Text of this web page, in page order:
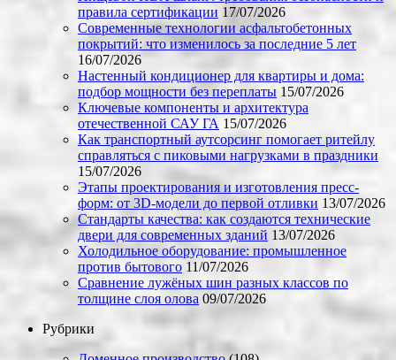
правила сертификации 17/07/2026
Современные технологии асфальтобетонных
покрытий: что изменилось за последние 5 лет
16/07/2026
Настенный кондиционер для квартиры и дома:
подбор мощности без переплаты 15/07/2026
Ключевые компоненты и архитектура
отечественной САУ ГА 15/07/2026
Как транспортный аутсорсинг помогает ритейлу
справляться с пиковыми нагрузками в праздники
15/07/2026
Этапы проектирования и изготовления пресс-
форм: от 3D-модели до первой отливки 13/07/2026
Стандарты качества: как создаются технические
двери для современных зданий 13/07/2026
Холодильное оборудование: промышленное
против бытового 11/07/2026
Сравнение лужёных шин разных классов по
толщине слоя олова 09/07/2026
Рубрики